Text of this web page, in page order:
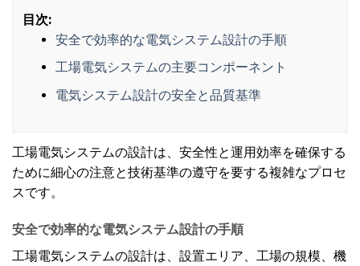
目次:
安全で効率的な電気システム設計の手順
工場電気システムの主要コンポーネント
電気システム設計の安全と品質基準
工場電気システムの設計は、安全性と運用効率を確保する
ために細心の注意と技術基準の遵守を要する複雑なプロセ
スです。
安全で効率的な電気システム設計の手順
工場電気システムの設計は、設置エリア、工場の規模、機